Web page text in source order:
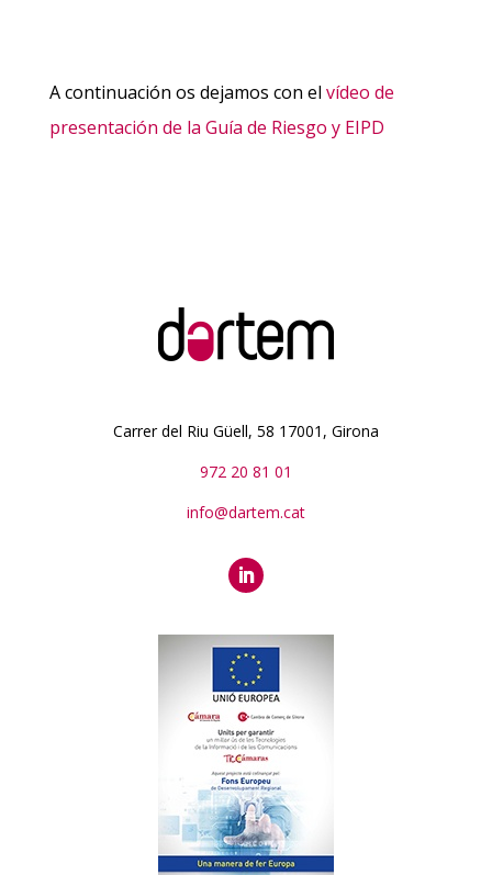
A continuación os dejamos con el vídeo de
presentación de la Guía de Riesgo y EIPD
Carrer del Riu Güell, 58 17001, Girona
972 20 81 01
info@dartem.cat